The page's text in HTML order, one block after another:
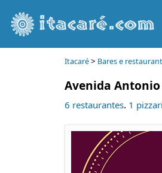
Itacaré> Bares e
Avenida
6 restaurantes. 1